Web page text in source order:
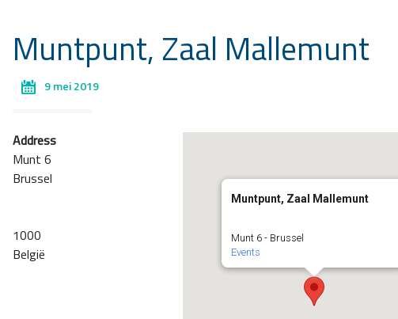
Muntpunt, Zaal Mallemunt
9 mei 2019
Muntpunt, Zaal Mallemunt
Munt 6 - Brussel
Events
Address
Munt 6
Brussel
1000
België